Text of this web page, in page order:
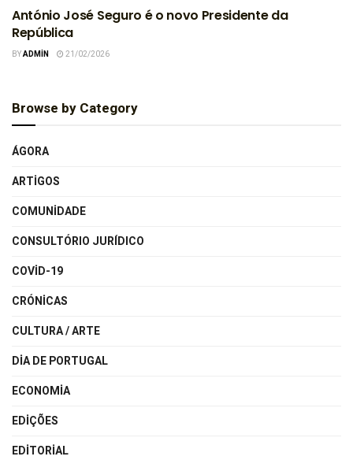
António José Seguro é o novo Presidente da
República
BYADMIN 21/02/2026
Browse by Category
ÁGORA
ARTIGOS
COMUNIDADE
CONSULTÓRIO JURÍDICO
COVID-19
CRÓNICAS
CULTURA / ARTE
DIA DE PORTUGAL
ECONOMIA
EDIÇÕES
EDITORIAL